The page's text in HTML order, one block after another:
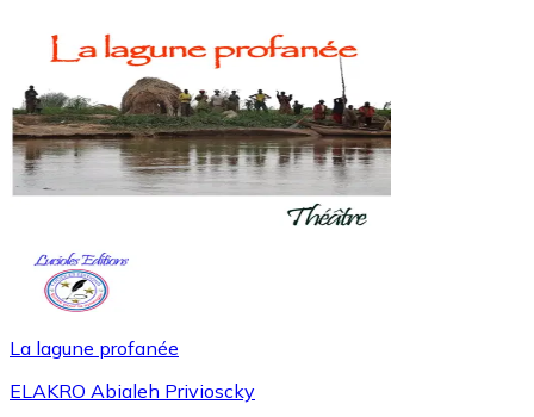
La lagune profanée
ELAKRO Abialeh Privioscky